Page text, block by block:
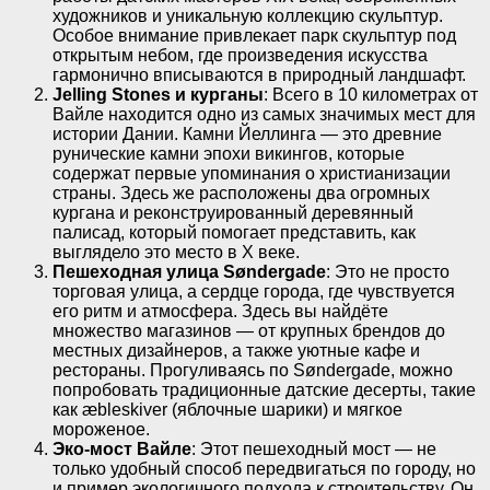
художников и уникальную коллекцию скульптур.
Особое внимание привлекает парк скульптур под
открытым небом, где произведения искусства
гармонично вписываются в природный ландшафт.
Jelling Stones и курганы: Всего в 10 километрах от
Вайле находится одно из самых значимых мест для
истории Дании. Камни Йеллинга — это древние
рунические камни эпохи викингов, которые
содержат первые упоминания о христианизации
страны. Здесь же расположены два огромных
кургана и реконструированный деревянный
палисад, который помогает представить, как
выглядело это место в X веке.
Пешеходная улица Søndergade: Это не просто
торговая улица, а сердце города, где чувствуется
его ритм и атмосфера. Здесь вы найдёте
множество магазинов — от крупных брендов до
местных дизайнеров, а также уютные кафе и
рестораны. Прогуливаясь по Søndergade, можно
попробовать традиционные датские десерты, такие
как æbleskiver (яблочные шарики) и мягкое
мороженое.
Эко-мост Вайле: Этот пешеходный мост — не
только удобный способ передвигаться по городу, но